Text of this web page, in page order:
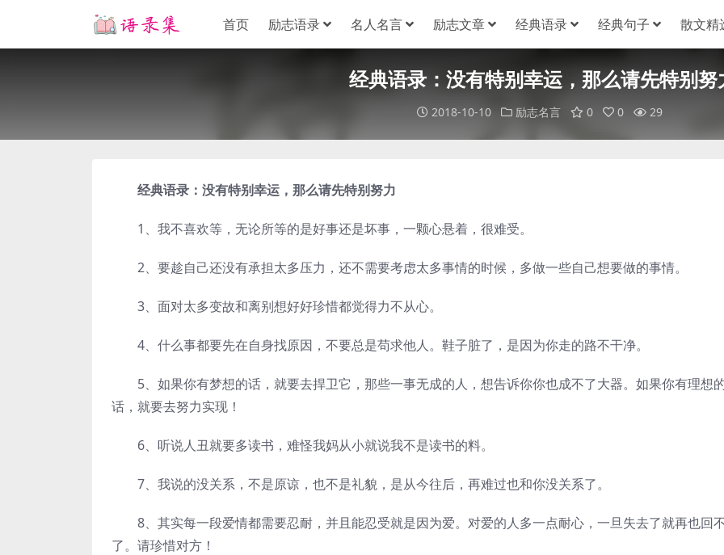
首页 励志语录 名人名言 励志文章 经典语录 经典句子 散文精
经典语录：没有特别幸运，那么请先特别努
2018-10-10 励志名言 0 0 29
经典语录：没有特别幸运，那么请先特别努力
1、我不喜欢等，无论所等的是好事还是坏事，一颗心悬着，很难受。
2、要趁自己还没有承担太多压力，还不需要考虑太多事情的时候，多做一些自己想要做的事情。
3、面对太多变故和离别想好好珍惜都觉得力不从心。
4、什么事都要先在自身找原因，不要总是苟求他人。鞋子脏了，是因为你走的路不干净。
5、如果你有梦想的话，就要去捍卫它，那些一事无成的人，想告诉你你也成不了大器。如果你有理想
话，就要去努力实现！
6、听说人丑就要多读书，难怪我妈从小就说我不是读书的料。
7、我说的没关系，不是原谅，也不是礼貌，是从今往后，再难过也和你没关系了。
8、其实每一段爱情都需要忍耐，并且能忍受就是因为爱。对爱的人多一点耐心，一旦失去了就再也回
了。请珍惜对方！